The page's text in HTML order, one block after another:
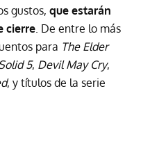
gustos, que estarán
cierre . De entre lo más
para The Elder
5, Devil May Cry,
, y títulos de la serie